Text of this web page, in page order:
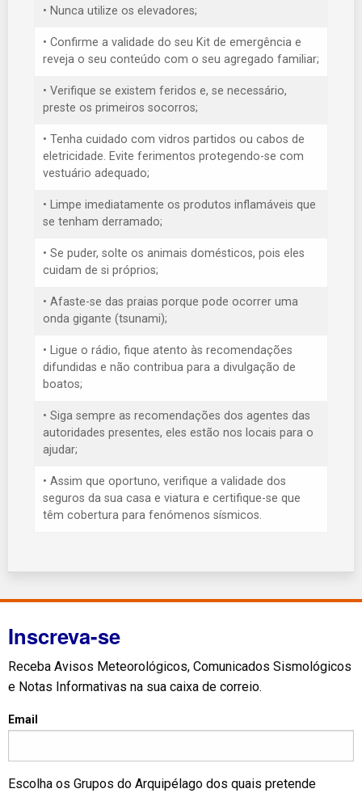
• Nunca utilize os elevadores;
• Confirme a validade do seu Kit de emergência e
reveja o seu conteúdo com o seu agregado familiar;
• Verifique se existem feridos e, se necessário,
preste os primeiros socorros;
• Tenha cuidado com vidros partidos ou cabos de
eletricidade. Evite ferimentos protegendo-se com
vestuário adequado;
• Limpe imediatamente os produtos inflamáveis que
se tenham derramado;
• Se puder, solte os animais domésticos, pois eles
cuidam de si próprios;
• Afaste-se das praias porque pode ocorrer uma
onda gigante (tsunami);
• Ligue o rádio, fique atento às recomendações
difundidas e não contribua para a divulgação de
boatos;
• Siga sempre as recomendações dos agentes das
autoridades presentes, eles estão nos locais para o
ajudar;
• Assim que oportuno, verifique a validade dos
seguros da sua casa e viatura e certifique-se que
têm cobertura para fenómenos sísmicos.
Inscreva-se
Receba Avisos Meteorológicos, Comunicados Sismológicos
e Notas Informativas na sua caixa de correio.
Email
Escolha os Grupos do Arquipélago dos quais pretende